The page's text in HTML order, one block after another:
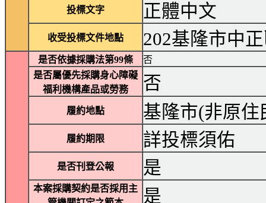
投標文字 正體中文
收受投標文件地點 202基隆市中
是否依據採購法第99條
否
是否屬優先採購身心障礙
福利機構產品或勞務
否
履約地點 基隆市(非原住
履約期限 詳投標須佑
是否刊登公報 是
本案採購契約是否採用主
是